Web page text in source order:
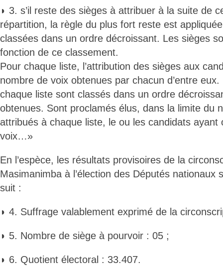
◗ 3. s’il reste des sièges à attribuer à la suite de
répartition, la règle du plus fort reste est
classées dans un ordre décroissant. Les sièges
fonction de ce classement.
Pour chaque liste, l’attribution des sièges aux
nombre de voix obtenues par chacun d’entre
chaque liste sont classés dans un ordre
obtenues. Sont proclamés élus, dans la limite du
attribués à chaque liste, le ou les candidats ayant
voix…»
En l’espèce, les résultats provisoires de la
Masimanimba à l’élection des Députés nationaux
suit :
◗ 4. Suffrage valablement exprimé de la
◗ 5. Nombre de siège à pourvoir : 05 ;
◗ 6. Quotient électoral : 33.407.